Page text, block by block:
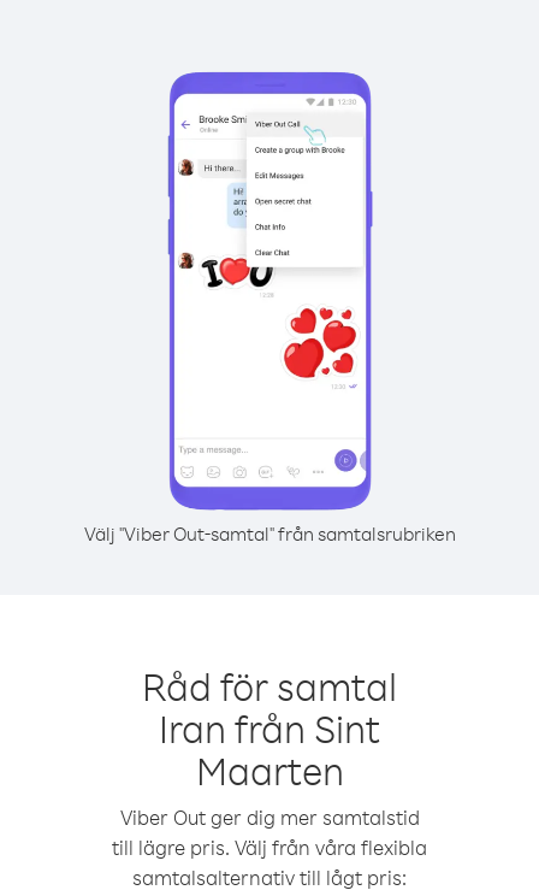
Välj "Viber Out-samtal" från samtalsrubriken
Råd för samtal
Iran från Sint
Maarten
Viber Out ger dig mer samtalstid
till lägre pris. Välj från våra flexibla
samtalsalternativ till lågt pris: